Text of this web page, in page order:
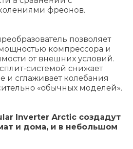
фреонов.
позволяет
компрессора и
от внешних условий.
системой снижает
и сглаживает колебания
«обычных моделей».
Inverter Arctic создадут
и дома, и в небольшом